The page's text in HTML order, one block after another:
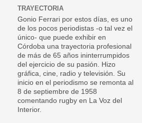
TRAYECTORIA
Gonio Ferrari por estos días, es uno
de los pocos periodistas -o tal vez el
único- que puede exhibir en
Córdoba una trayectoria profesional
de más de 65 años ininterrumpidos
del ejercicio de su pasión. Hizo
gráfica, cine, radio y televisión. Su
inicio en el periodismo se remonta al
8 de septiembre de 1958
comentando rugby en La Voz del
Interior.